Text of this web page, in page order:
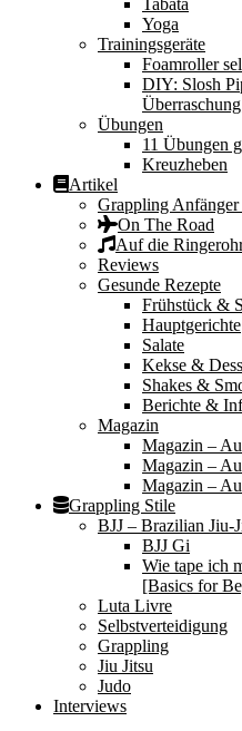
Yoga
Trainingsgeräte
Foamroller
DIY: Slosh
Übungen
11 Übungen
Kreuzheben
Artikel
Grappling Anfänger
On The Road
Auf die
Reviews
Gesunde Rezepte
Frühstück &
Hauptgerichte
Salate
Kekse &
Shakes &
Berichte &
Magazin
Magazin –
Magazin –
Magazin –
Grappling Stile
BJJ – Brazilian Jiu-
BJJ Gi
Wie tape ich
[Basics for
Luta Livre
Selbstverteidigung
Grappling
Jiu Jitsu
Judo
Interviews